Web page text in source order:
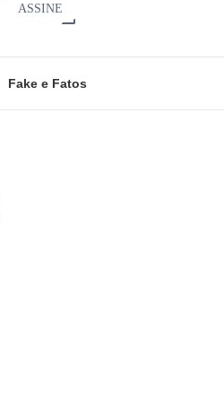
ASSINE
Fake e Fatos